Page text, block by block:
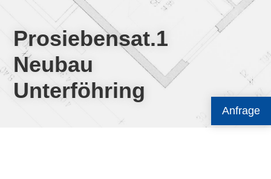
Anfrage
Prosiebensat.1
Neubau
Unterföhring